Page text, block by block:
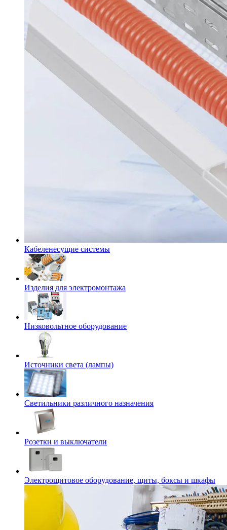
Кабеленесущие системы
Изделия для электромонтажа
Низковольтное оборудование
Источники света (лампы)
Светильники различного назначения
Розетки и выключатели
Электрощитовое оборудование, щиты, боксы и шкафы